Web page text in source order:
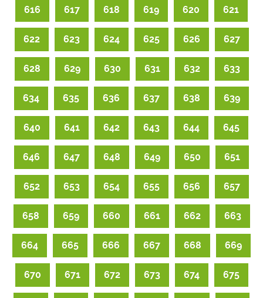
616 617 618 619 620 621
622 623 624 625 626 627
628 629 630 631 632 633
634 635 636 637 638 639
640 641 642 643 644 645
646 647 648 649 650 651
652 653 654 655 656 657
658 659 660 661 662 663
664 665 666 667 668 669
670 671 672 673 674 675